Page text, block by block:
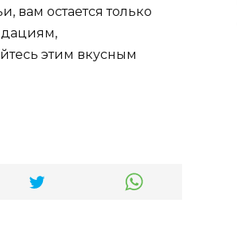
вам остается только
этим вкусным